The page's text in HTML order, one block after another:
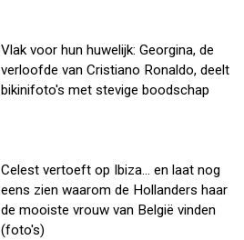
Vlak voor hun huwelijk: Georgina, de
verloofde van Cristiano Ronaldo, deelt
bikinifoto's met stevige boodschap
Celest vertoeft op Ibiza... en laat nog
eens zien waarom de Hollanders haar
de mooiste vrouw van België vinden
(foto's)